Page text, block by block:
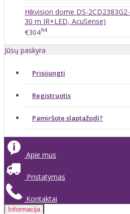
Hikvision dome DS-
30 m IR+LED, AcuSense)
€30494
Jūsų paskyra
Prisijungti
Registruotis
Pamiršote slaptažodį?
Apie mus
Pristatymas
Kontaktai
Informacija